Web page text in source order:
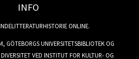
INFO
ONLINE.
GÖTEBORGS UNIVERSITETSBIBLIOTEK OG
VED INSTITUT FOR KULTUR- OG